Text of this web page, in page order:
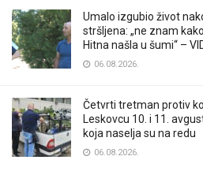
Umalo izgubio život
stršljena: „ne znam
Hitna našla u šumi“ –
06.08.2026.
Četvrti tretman protiv
Leskovcu 10. i 11.
koja naselja su na redu
06.08.2026.